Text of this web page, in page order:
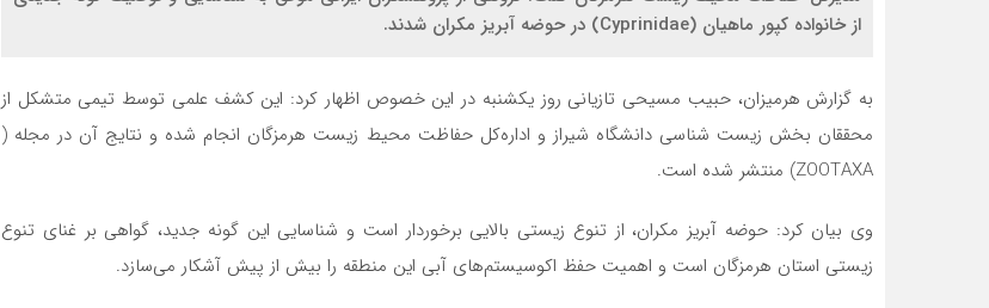
از خانواده کپور ماهیان (Cyprinidae) در حوضه آبریز مکران شدند.
به گزارش هرمیزان، حبیب مسیحی تازیانی روز یکشنبه در این خصوص اظهار کرد: این کشف علمی توسط تیمی متشکل از
محققان بخش زیست شناسی دانشگاه شیراز و اداره‌کل حفاظت محیط ‌زیست هرمزگان انجام شده و نتایج آن در مجله (
ZOOTAXA) منتشر شده است.
وی بیان کرد: حوضه آبریز مکران، از تنوع زیستی بالایی برخوردار است و شناسایی این گونه جدید، گواهی بر غنای تنوع
زیستی استان هرمزگان است و اهمیت حفظ اکوسیستم‌های آبی این منطقه را بیش از پیش آشکار می‌سازد.